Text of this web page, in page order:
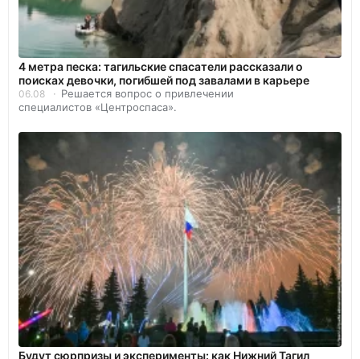
4 метра песка: тагильские спасатели рассказали о
поисках девочки, погибшей под завалами в карьере
06.08
Решается вопрос о привлечении
специалистов «Центроспаса».
Будут сюрпризы и эксперименты: как Нижний Тагил